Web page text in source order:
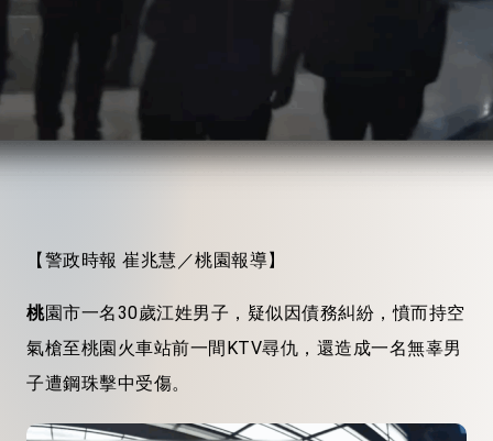
【警政時報 崔兆慧／桃園報導】
桃園市一名30歲江姓男子，疑似因債務糾紛，憤而持空
氣槍至桃園火車站前一間KTV尋仇，還造成一名無辜男
子遭鋼珠擊中受傷。